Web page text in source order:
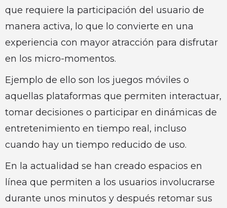
que requiere la participación del usuario de
manera activa, lo que lo convierte en una
experiencia con mayor atracción para disfrutar
en los micro-momentos.
Ejemplo de ello son los juegos móviles o
aquellas plataformas que permiten interactuar,
tomar decisiones o participar en dinámicas de
entretenimiento en tiempo real, incluso
cuando hay un tiempo reducido de uso.
En la actualidad se han creado espacios en
línea que permiten a los usuarios involucrarse
durante unos minutos y después retomar sus